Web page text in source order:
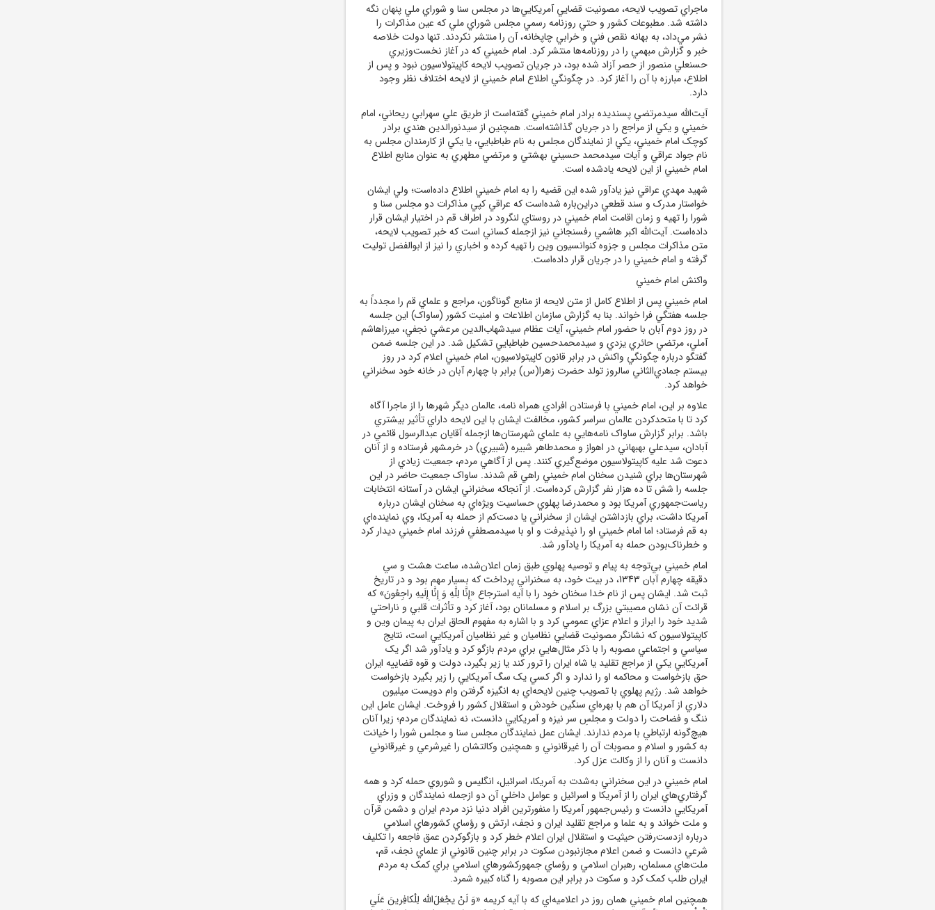
ماجراي تصويب لايحه، مصونيت قضايي آمريکايي‌ها در مجلس سنا و شوراي ملي پنهان نگه
داشته شد. مطبوعات کشور و حتي روزنامه رسمي مجلس شوراي ملي که عين مذاکرات را
نشر مي‌داد، به بهانه نقص فني و خرابي چاپخانه، آن را منتشر نکردند. تنها دولت خلاصه
خبر و گزارش مبهمي را در روزنامه‌ها منتشر کرد. امام ‌خميني که در آغاز نخست‌وزيري
حسنعلي منصور از حصر آزاد شده بود، در جريان تصويب لايحه کاپيتولاسيون نبود و پس از
اطلاع، مبارزه با آن را آغاز کرد. در چگونگي اطلاع امام ‌خميني از لايحه اختلاف نظر وجود
دارد.
آيت‌الله سيدمرتضي پسنديده برادر امام ‌خميني گفته‌است از طريق علي سهرابي ريحاني، امام
‌خميني و يکي از مراجع را در جريان گذاشته‌است. همچنين از سيدنورالدين هندي برادر
کوچک امام ‌خميني، يکي از نمايندگان مجلس به نام طباطبايي، يا يکي از کارمندان مجلس به
نام جواد عراقي و آيات سيدمحمد حسيني بهشتي و مرتضي مطهري به عنوان منابع اطلاع
امام ‌خميني از اين لايحه يادشده است.
شهيد مهدي عراقي نيز يادآور شده اين قضيه را به امام ‌خميني اطلاع داده‌است؛ ولي ايشان
خواستار مدرک و سند قطعي دراين‌باره شده‌است که عراقي کپي مذاکرات دو مجلس سنا و
شورا را تهيه و زمان اقامت امام ‌خميني در روستاي لنگرود در اطراف قم در اختيار ايشان قرار
داده‌است. آيت‌الله اکبر هاشمي رفسنجاني نيز ازجمله کساني است که خبر تصويب لايحه،
متن مذاکرات مجلس و جزوه کنوانسيون وين را تهيه کرده و اخباري را نيز از ابوالفضل توليت
گرفته و امام ‌خميني را در جريان قرار داده‌است.
واکنش امام ‌خميني
امام ‌خميني پس از اطلاع کامل از متن لايحه از منابع گوناگون، مراجع و علماي قم را مجدداً به
جلسه هفتگي فرا خواند. بنا به گزارش سازمان اطلاعات و امنيت کشور (ساواک) اين جلسه
در روز دوم آبان با حضور امام ‌خميني، آيات عظام سيدشهاب‌الدين مرعشي نجفي، ميرزاهاشم
آملي، مرتضي حائري يزدي و سيدمحمدحسين طباطبايي تشکيل شد. در اين جلسه ضمن
گفتگو درباره چگونگي واکنش در برابر قانون کاپيتولاسيون، امام ‌خميني اعلام کرد در روز
بيستم جمادي‌الثاني سالروز تولد حضرت زهرا(س) برابر با چهارم آبان در خانه خود سخنراني
خواهد کرد.
علاوه بر اين، امام ‌خميني با فرستادن افرادي همراه نامه، عالمان ديگر شهرها را از ماجرا آگاه
کرد تا با متحدکردن عالمان سراسر کشور، مخالفت ايشان با اين لايحه داراي تأثير بيشتري
باشد. برابر گزارش ساواک نامه‌هايي به علماي شهرستان‌ها ازجمله آقايان عبدالرسول قائمي در
آبادان، سيدعلي بهبهاني در اهواز و محمدطاهر شبيره (شبيري) در خرمشهر فرستاده و از آنان
دعوت شد عليه کاپيتولاسيون موضع‌گيري کنند. پس از آگاهي مردم، جمعيت زيادي از
شهرستان‌ها براي شنيدن سخنان امام ‌خميني راهي قم شدند. ساواک جمعيت حاضر در اين
جلسه را شش تا ده هزار نفر گزارش کرده‌است. از آنجاکه سخنراني ايشان در آستانه انتخابات
رياست‌جمهوري آمريکا بود و محمدرضا پهلوي حساسيت ويژه‌اي به سخنان ايشان درباره
آمريکا داشت، براي بازداشتن ايشان از سخنراني يا دست‌کم از حمله به آمريکا، وي نماينده‌اي
به قم فرستاد؛ اما امام ‌خميني او را نپذيرفت و او با سيدمصطفي فرزند امام ‌خميني ديدار کرد
و خطرناک‌بودن حمله به آمريکا را يادآور شد.
امام ‌خميني بي‌توجه به پيام و توصيه پهلوي طبق زمان اعلان‌شده، ساعت هشت و سي
دقيقه چهارم آبان 1343، در بيت خود، به سخنراني پرداخت که بسيار مهم بود و در تاريخ
ثبت شد. ايشان پس از نام خدا سخنان خود را با آيه استرجاع «إِنَّا لِلَّهِ وَ إِنَّا إِلَيهِ راجِعُونَ» که
قرائت آن نشان مصيبتي بزرگ بر اسلام و مسلمانان بود، آغاز کرد و تأثرات قلبي و ناراحتي
شديد خود را ابراز و اعلام عزاي عمومي کرد و با اشاره به مفهوم الحاق ايران به پيمان وين و
کاپيتولاسيون که نشانگر مصونيت قضايي نظاميان و غير نظاميان آمريکايي است، نتايج
سياسي و اجتماعي مصوبه را با ذکر مثال‌هايي براي مردم بازگو کرد و يادآور شد اگر يک
آمريکايي يکي از مراجع تقليد يا شاه ايران را ترور کند يا زير بگيرد، دولت و قوه قضاييه ايران
حق بازخواست و محاکمه او را ندارد و اگر کسي يک سگ آمريکايي را زير بگيرد بازخواست
خواهد شد. رژيم پهلوي با تصويب چنين لايحه‌اي به انگيزه گرفتن وام دويست ميليون
دلاري از آمريکا آن هم با بهره‌اي سنگين خودش و استقلال کشور را فروخت. ايشان عامل اين
ننگ و فضاحت را دولت و مجلسِ سر نيزه و آمريکايي دانست، نه نمايندگان مردم؛ زيرا آنان
هيچ‌گونه ارتباطي با مردم ندارند. ايشان عمل نمايندگان مجلس سنا و مجلس شورا را خيانت
به کشور و اسلام و مصوبات آن را غيرقانوني و همچنين وکالتشان را غيرشرعي و غيرقانوني
دانست و آنان را از وکالت عزل کرد.
امام ‌خميني در اين سخنراني به‌شدت به آمريکا، اسرائيل، انگليس و شوروي حمله کرد و همه
گرفتاري‌هاي ايران را از آمريکا و اسرائيل و عوامل داخلي آن دو ازجمله نمايندگان و وزراي
آمريکايي دانست و رئيس‌جمهور آمريکا را منفورترين افراد دنيا نزد مردم ايران و دشمن قرآن
و ملت خواند و به علما و مراجع تقليد ايران و نجف، ارتش و رؤساي کشورهاي اسلامي
درباره ازدست‌رفتن حيثيت و استقلال ايران اعلام خطر کرد و بازگوکردن عمق فاجعه را تکليف
شرعي دانست و ضمن اعلام مجازنبودن سکوت در برابر چنين قانوني از علماي نجف، قم،
ملت‌هاي مسلمان، رهبران اسلامي و رؤساي جمهورکشورهاي اسلامي براي کمک به مردم
ايران طلب کمک کرد و سکوت در برابر اين مصوبه را گناه کبيره شمرد.
همچنين امام ‌خميني همان روز در اعلاميه‌اي که با آيه کريمه «وَ لَنْ يجْعَلَ‌الله لِلْکافِرينَ عَلَي